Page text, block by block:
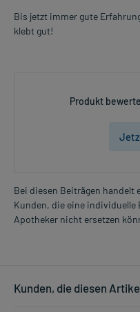
Bis jetzt immer gute
klebt gut!
Produkt
Bei diesen Beiträgen handelt
Kunden, die eine individuelle
Apotheker nicht ersetzen
Kunden, die diesen